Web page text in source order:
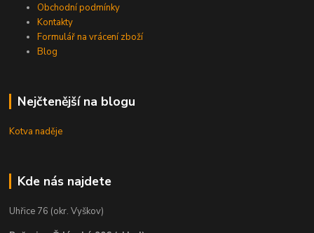
Obchodní podmínky
Kontakty
Formulář na vrácení zboží
Blog
Nejčtenější na blogu
Kotva naděje
Kde nás najdete
Uhřice 76 (okr. Vyškov)